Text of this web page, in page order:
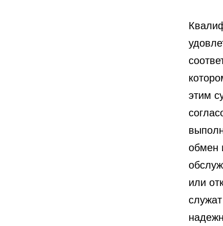
этим
обмен
или